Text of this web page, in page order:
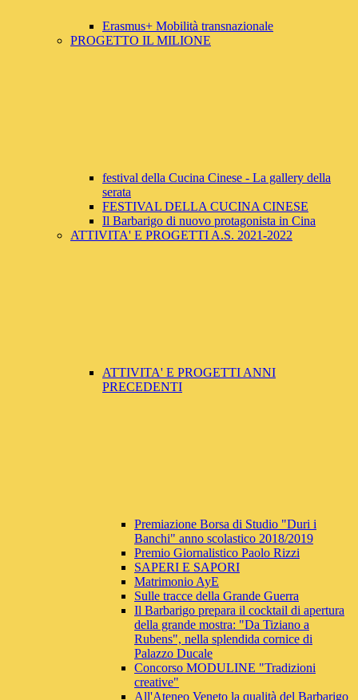
Erasmus+ Mobilità transnazionale
PROGETTO IL MILIONE
festival della Cucina Cinese - La gallery della
serata
FESTIVAL DELLA CUCINA CINESE
Il Barbarigo di nuovo protagonista in Cina
ATTIVITA' E PROGETTI A.S. 2021-2022
ATTIVITA' E PROGETTI ANNI
PRECEDENTI
Premiazione Borsa di Studio "Duri i
Banchi" anno scolastico 2018/2019
Premio Giornalistico Paolo Rizzi
SAPERI E SAPORI
Matrimonio AyE
Sulle tracce della Grande Guerra
Il Barbarigo prepara il cocktail di apertura
della grande mostra: "Da Tiziano a
Rubens", nella splendida cornice di
Palazzo Ducale
Concorso MODULINE "Tradizioni
creative"
All'Ateneo Veneto la qualità del Barbarigo